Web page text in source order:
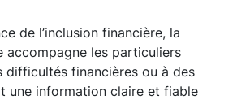
de l’inclusion financière, la
accompagne les particuliers
difficultés financières ou à des
une information claire et fiable